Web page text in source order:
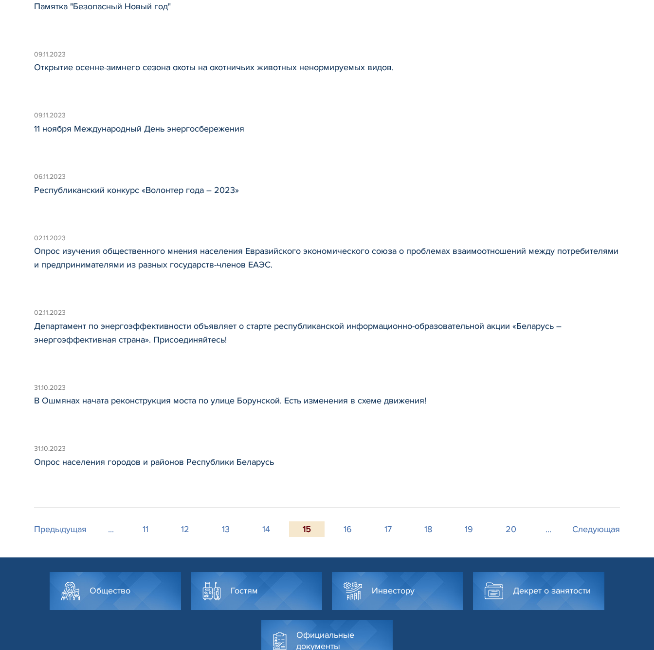
Памятка "Безопасный Новый год"
09.11.2023
Открытие осенне-зимнего сезона охоты на охотничьих животных ненормируемых видов.
09.11.2023
11 ноября Международный День энергосбережения
06.11.2023
Республиканский конкурс «Волонтер года – 2023»
02.11.2023
Опрос изучения общественного мнения населения Евразийского экономического союза о проблемах взаимоотношений между потребителями
и предпринимателями из разных государств-членов ЕАЭС.
02.11.2023
Департамент по энергоэффективности объявляет о старте республиканской информационно-образовательной акции «Беларусь –
энергоэффективная страна». Присоединяйтесь!
31.10.2023
В Ошмянах начата реконструкция моста по улице Борунской. Есть изменения в схеме движения!
31.10.2023
Опрос населения городов и районов Республики Беларусь
Предыдущая ... 11 12 13 14 15 16 17 18 19 20 ... Следующая
Общество Гостям Инвестору Декрет о занятости
Официальные
документы